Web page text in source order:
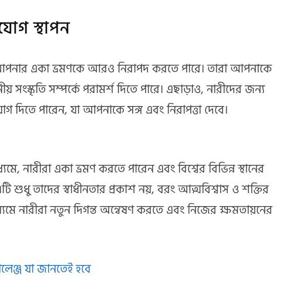
স্থাপন
আপনার একা ভ্রমণকে আরও নিরাপদ করতে পারে। তারা আপনাকে
সংস্কৃতি সম্পর্কে পরামর্শ দিতে পারে। এছাড়াও, নারীদের জন্য
দিতে পারেন, যা আপনাকে সঙ্গ এবং নিরাপত্তা দেবে।
নারীরা একা ভ্রমণ করতে পারেন এবং বিশ্বের বিভিন্ন স্থানের
শুধু তাদের স্বাধীনতার প্রকাশ নয়, বরং আত্মবিশ্বাস ও শক্তির
নারীরা নতুন দিগন্ত অন্বেষণ করতে এবং নিজের ক্ষমতায়নের
যা জানতেই হবে